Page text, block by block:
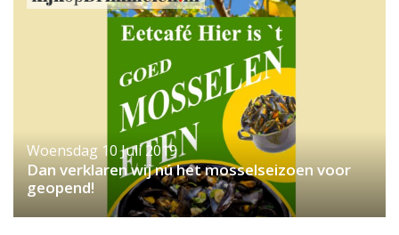
Woensdag 10 Juli 2019
Dan verklaren wij nú het mosselseizoen voor
geopend!